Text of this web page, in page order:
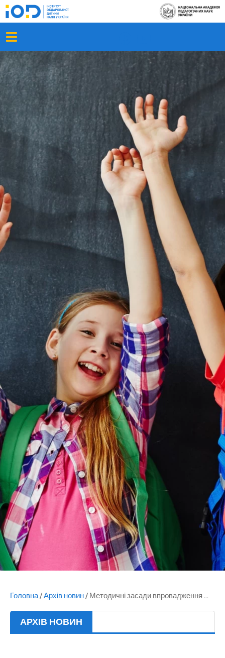
Головна/Архів новин/ Методичні засади впровадження ...
АРХІВ НОВИН